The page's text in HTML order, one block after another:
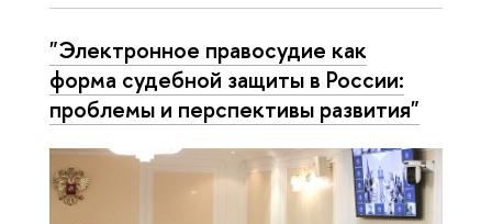
"Электронное правосудие как
форма судебной защиты в России:
проблемы и перспективы развития"